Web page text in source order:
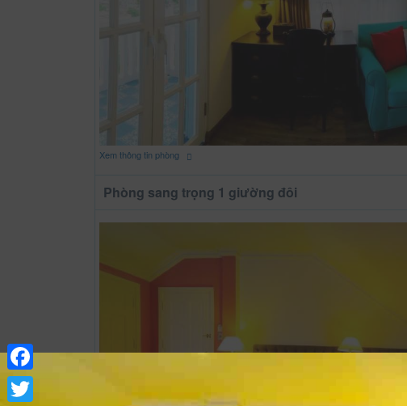
Xem thông tin phòng
Phòng sang trọng 1 giường đôi
Facebook